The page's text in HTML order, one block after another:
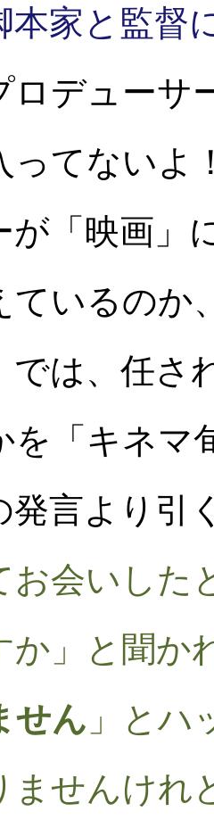
本家と監督
ロデューサ
ってない
が「映画」
ているのか
は、任さ
を「キネマ
発言より引
お会いした
か」と聞か
せん 」とハ
ませんけれ